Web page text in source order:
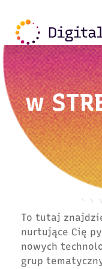
w
To tutaj
nurtujące Cię
nowych
grup